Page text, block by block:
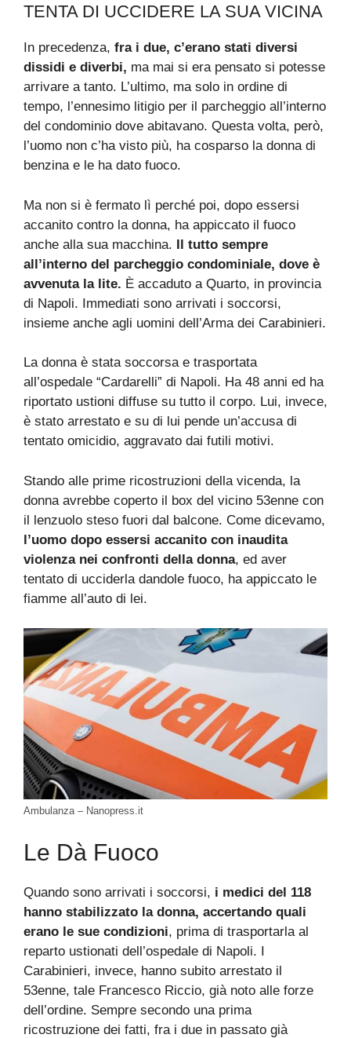
TENTA DI UCCIDERE LA SUA VICINA
In precedenza, fra i due, c’erano stati diversi
dissidi e diverbi, ma mai si era pensato si potesse
arrivare a tanto. L’ultimo, ma solo in ordine di
tempo, l’ennesimo litigio per il parcheggio all’interno
del condominio dove abitavano. Questa volta, però,
l’uomo non c’ha visto più, ha cosparso la donna di
benzina e le ha dato fuoco.
Ma non si è fermato lì perché poi, dopo essersi
accanito contro la donna, ha appiccato il fuoco
anche alla sua macchina. Il tutto sempre
all’interno del parcheggio condominiale, dove è
avvenuta la lite. È accaduto a Quarto, in provincia
di Napoli. Immediati sono arrivati i soccorsi,
insieme anche agli uomini dell’Arma dei Carabinieri.
La donna è stata soccorsa e trasportata
all’ospedale “Cardarelli” di Napoli. Ha 48 anni ed ha
riportato ustioni diffuse su tutto il corpo. Lui, invece,
è stato arrestato e su di lui pende un’accusa di
tentato omicidio, aggravato dai futili motivi.
Stando alle prime ricostruzioni della vicenda, la
donna avrebbe coperto il box del vicino 53enne con
il lenzuolo steso fuori dal balcone. Come dicevamo,
l’uomo dopo essersi accanito con inaudita
violenza nei confronti della donna, ed aver
tentato di ucciderla dandole fuoco, ha appiccato le
fiamme all’auto di lei.
Ambulanza – Nanopress.it
Le Dà Fuoco
Quando sono arrivati i soccorsi, i medici del 118
hanno stabilizzato la donna, accertando quali
erano le sue condizioni, prima di trasportarla al
reparto ustionati dell’ospedale di Napoli. I
Carabinieri, invece, hanno subito arrestato il
53enne, tale Francesco Riccio, già noto alle forze
dell’ordine. Sempre secondo una prima
ricostruzione dei fatti, fra i due in passato già